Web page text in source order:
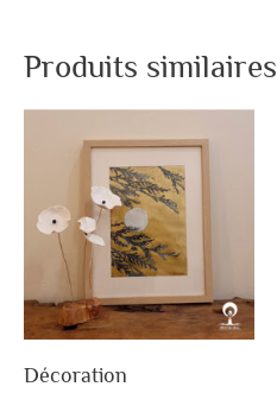
Produits similaires
Décoration